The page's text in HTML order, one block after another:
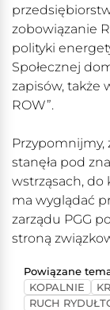
zobowiązanie
polityki
Społecznej
zapisów, także
ROW”.
Przypomnijmy,
stanęła pod
wstrząsach, do
ma wyglądać
zarządu PGG
stroną
Powiązane
KOPALNIE
RUCH